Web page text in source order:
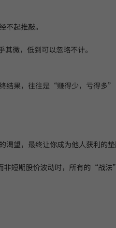
起推敲。
微，低到可以忽略不计。
结果，往往是“赚得少，亏得多
望，最终让你成为他人获利的垫
非短期股价波动时，所有的“战